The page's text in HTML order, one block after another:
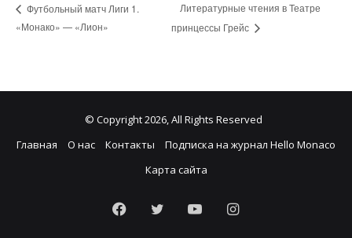
Футбольный матч Лиги 1.
«Монако» — «Лион»
Литературные чтения в Театре
принцессы Грейс
© Copyright 2026, All Rights Reserved
Главная
О нас Контакты
Подписка на журнал Hello Monaco
Карта сайта
Facebook
TwitterYouTubeInstagram